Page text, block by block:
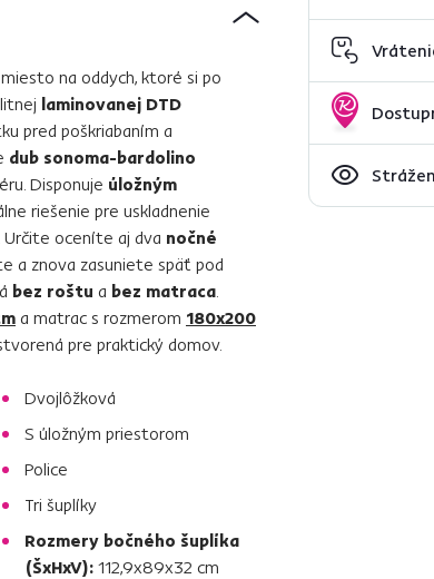
na oddych, ktoré si po
laminovanej DTD
pred poškriabaním a
dub sonoma-bardolino
Disponuje úložným
riešenie pre uskladnenie
Určite oceníte aj dva nočné
a znova zasuniete späť pod
bez roštu a bez matraca
a matrac s rozmerom 180x200
pre praktický domov.
Dvojlôžková
S úložným priestorom
Police
Tri šuplíky
Rozmery bočného šuplíka
(ŠxHxV): 112,9x89x32 cm